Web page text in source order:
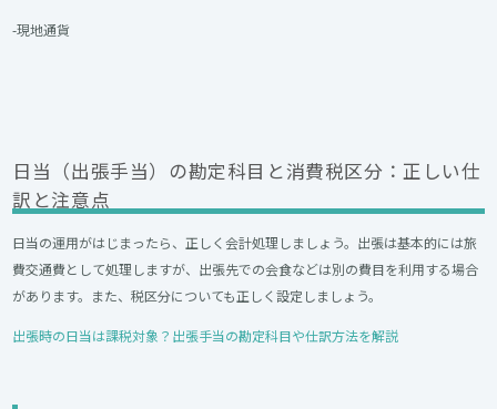
-現地通貨
日当（出張手当）の勘定科目と消費税区分：正しい仕
訳と注意点
日当の運用がはじまったら、正しく会計処理しましょう。出張は基本的には旅
費交通費として処理しますが、出張先での会食などは別の費目を利用する場合
があります。また、税区分についても正しく設定しましょう。
出張時の日当は課税対象？出張手当の勘定科目や仕訳方法を解説